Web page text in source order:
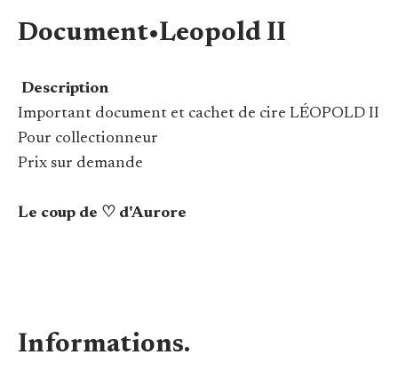
Document•Leopold II
Description
Important document et cachet de cire LÉOPOLD II
Pour collectionneur
Prix sur demande
Le coup de ♡ d'Aurore
Informations.